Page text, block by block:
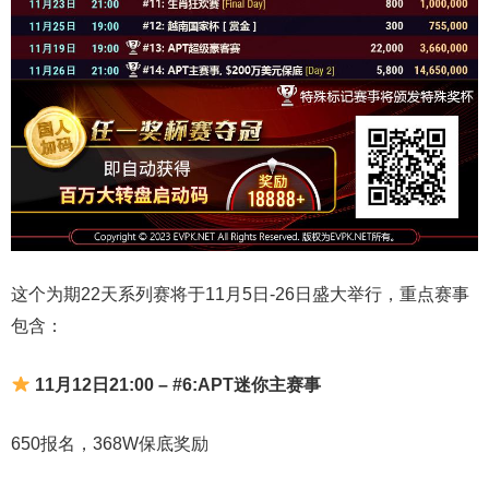
这个为期22天系列赛将于11月5日-26日盛大举行，重点赛事
包含：
11月12日21:00 – #6:APT迷你主赛事
650报名，368W保底奖励